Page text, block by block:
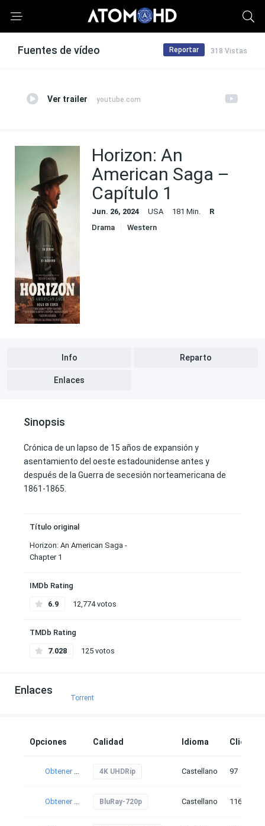
Fuentes de vídeo 318 Vistas
Reportar
Ver trailer youtube.com
Horizon: An
American Saga –
Capítulo 1
Jun. 26, 2024 USA 181 Min.
R
Drama
Western
Info Reparto
Enlaces
Sinopsis
Crónica de un lapso de 15 años de expansión y
asentamiento del oeste estadounidense antes y
después de la Guerra de secesión norteamericana de
1861-1865.
Título original
Horizon: An American Saga -
Chapter 1
IMDb Rating
6.9 12,774 votos
TMDb Rating
7.028 125 votos
Enlaces
Torrent
Opciones Calidad Idioma Clicks
Obtener torrent 4K UHDRip Castellano 97
Obtener torrent BluRay-720p Castellano 116